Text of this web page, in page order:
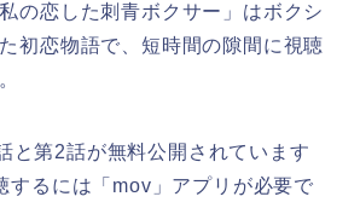
の恋した刺青ボクサー」はボクシ
初恋物語で、短時間の隙間に視聴
と第2話が無料公開されています
するには「mov」アプリが必要で